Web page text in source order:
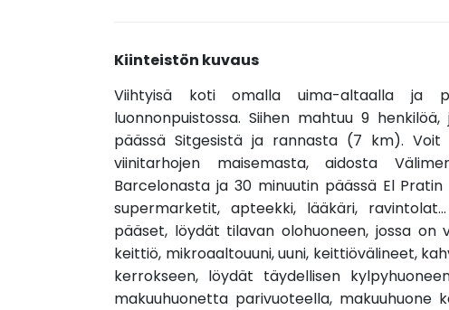
Kiinteistön kuvaus
Viihtyisä koti omalla uima-altaalla ja
luonnonpuistossa. Siihen mahtuu 9
päässä Sitgesistä ja rannasta (7 km).
viinitarhojen maisemasta, aidosta
Barcelonasta ja 30 minuutin päässä El
supermarketit, apteekki, lääkäri,
pääset, löydät tilavan olohuoneen, jossa on
keittiö, mikroaaltouuni, uuni, keittiövälineet,
kerrokseen, löydät täydellisen
makuuhuonetta parivuoteella,